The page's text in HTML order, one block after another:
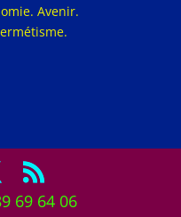
Avenir.
69 64 06